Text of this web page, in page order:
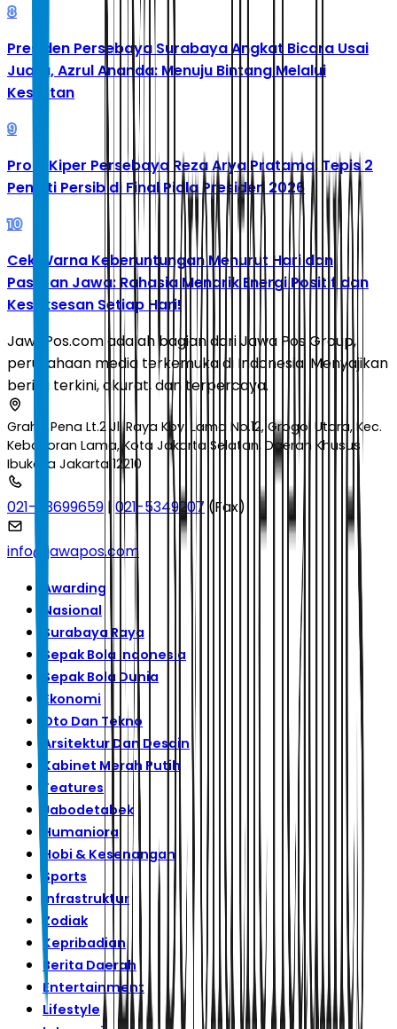
8
Presiden Persebaya Surabaya Angkat Bicara Usai
Juara, Azrul Ananda: Menuju Bintang Melalui
Kesulitan
9
Profil Kiper Persebaya Reza Arya Pratama, Tepis 2
Penalti Persib di Final Piala Presiden 2026
10
Cek Warna Keberuntungan Menurut Hari dan
Pasaran Jawa: Rahasia Menarik Energi Positif dan
Kesuksesan Setiap Hari!
JawaPos.com adalah bagian dari Jawa Pos Group,
perusahaan media terkemuka di Indonesia. Menyajikan
berita terkini, akurat, dan terpercaya.
Graha Pena Lt.2 Jl. Raya Kby. Lama No.12, Grogol Utara, Kec.
Kebayoran Lama, Kota Jakarta Selatan, Daerah Khusus
Ibukota Jakarta 12210
021-53699659 | 021-5349207 (Fax)
info@jawapos.com
Awarding
Nasional
Surabaya Raya
Sepak Bola Indonesia
Sepak Bola Dunia
Ekonomi
Oto Dan Tekno
Arsitektur Dan Desain
Kabinet Merah Putih
Features
Jabodetabek
Humaniora
Hobi & Kesenangan
Sports
Infrastruktur
Zodiak
Kepribadian
Berita Daerah
Entertainment
Lifestyle